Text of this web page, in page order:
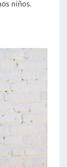
niños.